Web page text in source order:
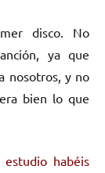
disco. No
ya que
nosotros, y no
bien lo que
habéis